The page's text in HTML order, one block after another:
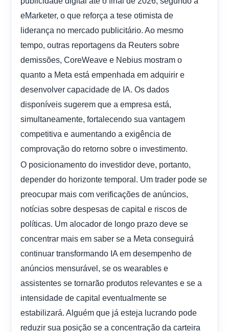
eMarketer, o que reforça a tese otimista de
liderança no mercado publicitário. Ao mesmo
tempo, outras reportagens da Reuters sobre
demissões, CoreWeave e Nebius mostram o
quanto a Meta está empenhada em adquirir e
desenvolver capacidade de IA. Os dados
disponíveis sugerem que a empresa está,
simultaneamente, fortalecendo sua vantagem
competitiva e aumentando a exigência de
comprovação do retorno sobre o investimento.
O posicionamento do investidor deve, portanto,
depender do horizonte temporal. Um trader pode se
preocupar mais com verificações de anúncios,
notícias sobre despesas de capital e riscos de
políticas. Um alocador de longo prazo deve se
concentrar mais em saber se a Meta conseguirá
continuar transformando IA em desempenho de
anúncios mensurável, se os wearables e
assistentes se tornarão produtos relevantes e se a
intensidade de capital eventualmente se
estabilizará. Alguém que já esteja lucrando pode
reduzir sua posição se a concentração da carteira